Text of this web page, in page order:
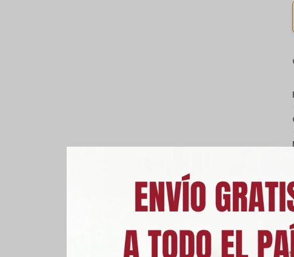
Descripción